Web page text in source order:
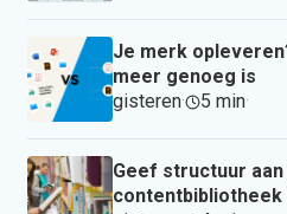
Je merk
meer genoeg is
gisteren· 5 min·
Geef structuur
contentbibliotheek